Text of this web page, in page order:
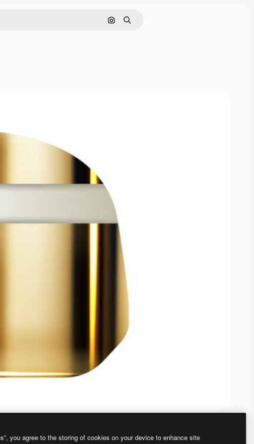
Поиск по изображению
Поиск
you agree to the storing of cookies on your device to enhance site